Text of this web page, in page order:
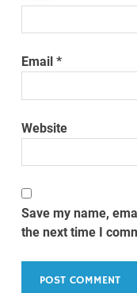
Email*
Website
Save my name,
the next time I